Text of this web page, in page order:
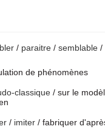
/ paraitre / semblable /
de phénomènes
classique / sur le
/ imiter / fabriquer